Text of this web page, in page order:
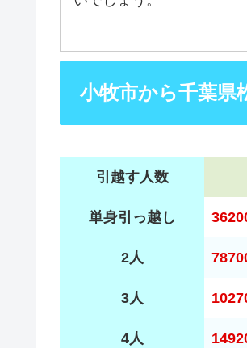
小牧市から千葉県
引越す人数
単身引っ越し
2人
3人
4人